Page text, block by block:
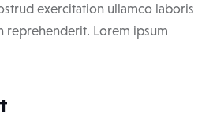
exercitation ullamco laboris
reprehenderit. Lorem ipsum